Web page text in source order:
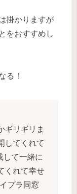
掛かりますが
をおすすめし
る！
ギリギリま
してくれて
て一緒に
くれて幸せ
プラ同窓